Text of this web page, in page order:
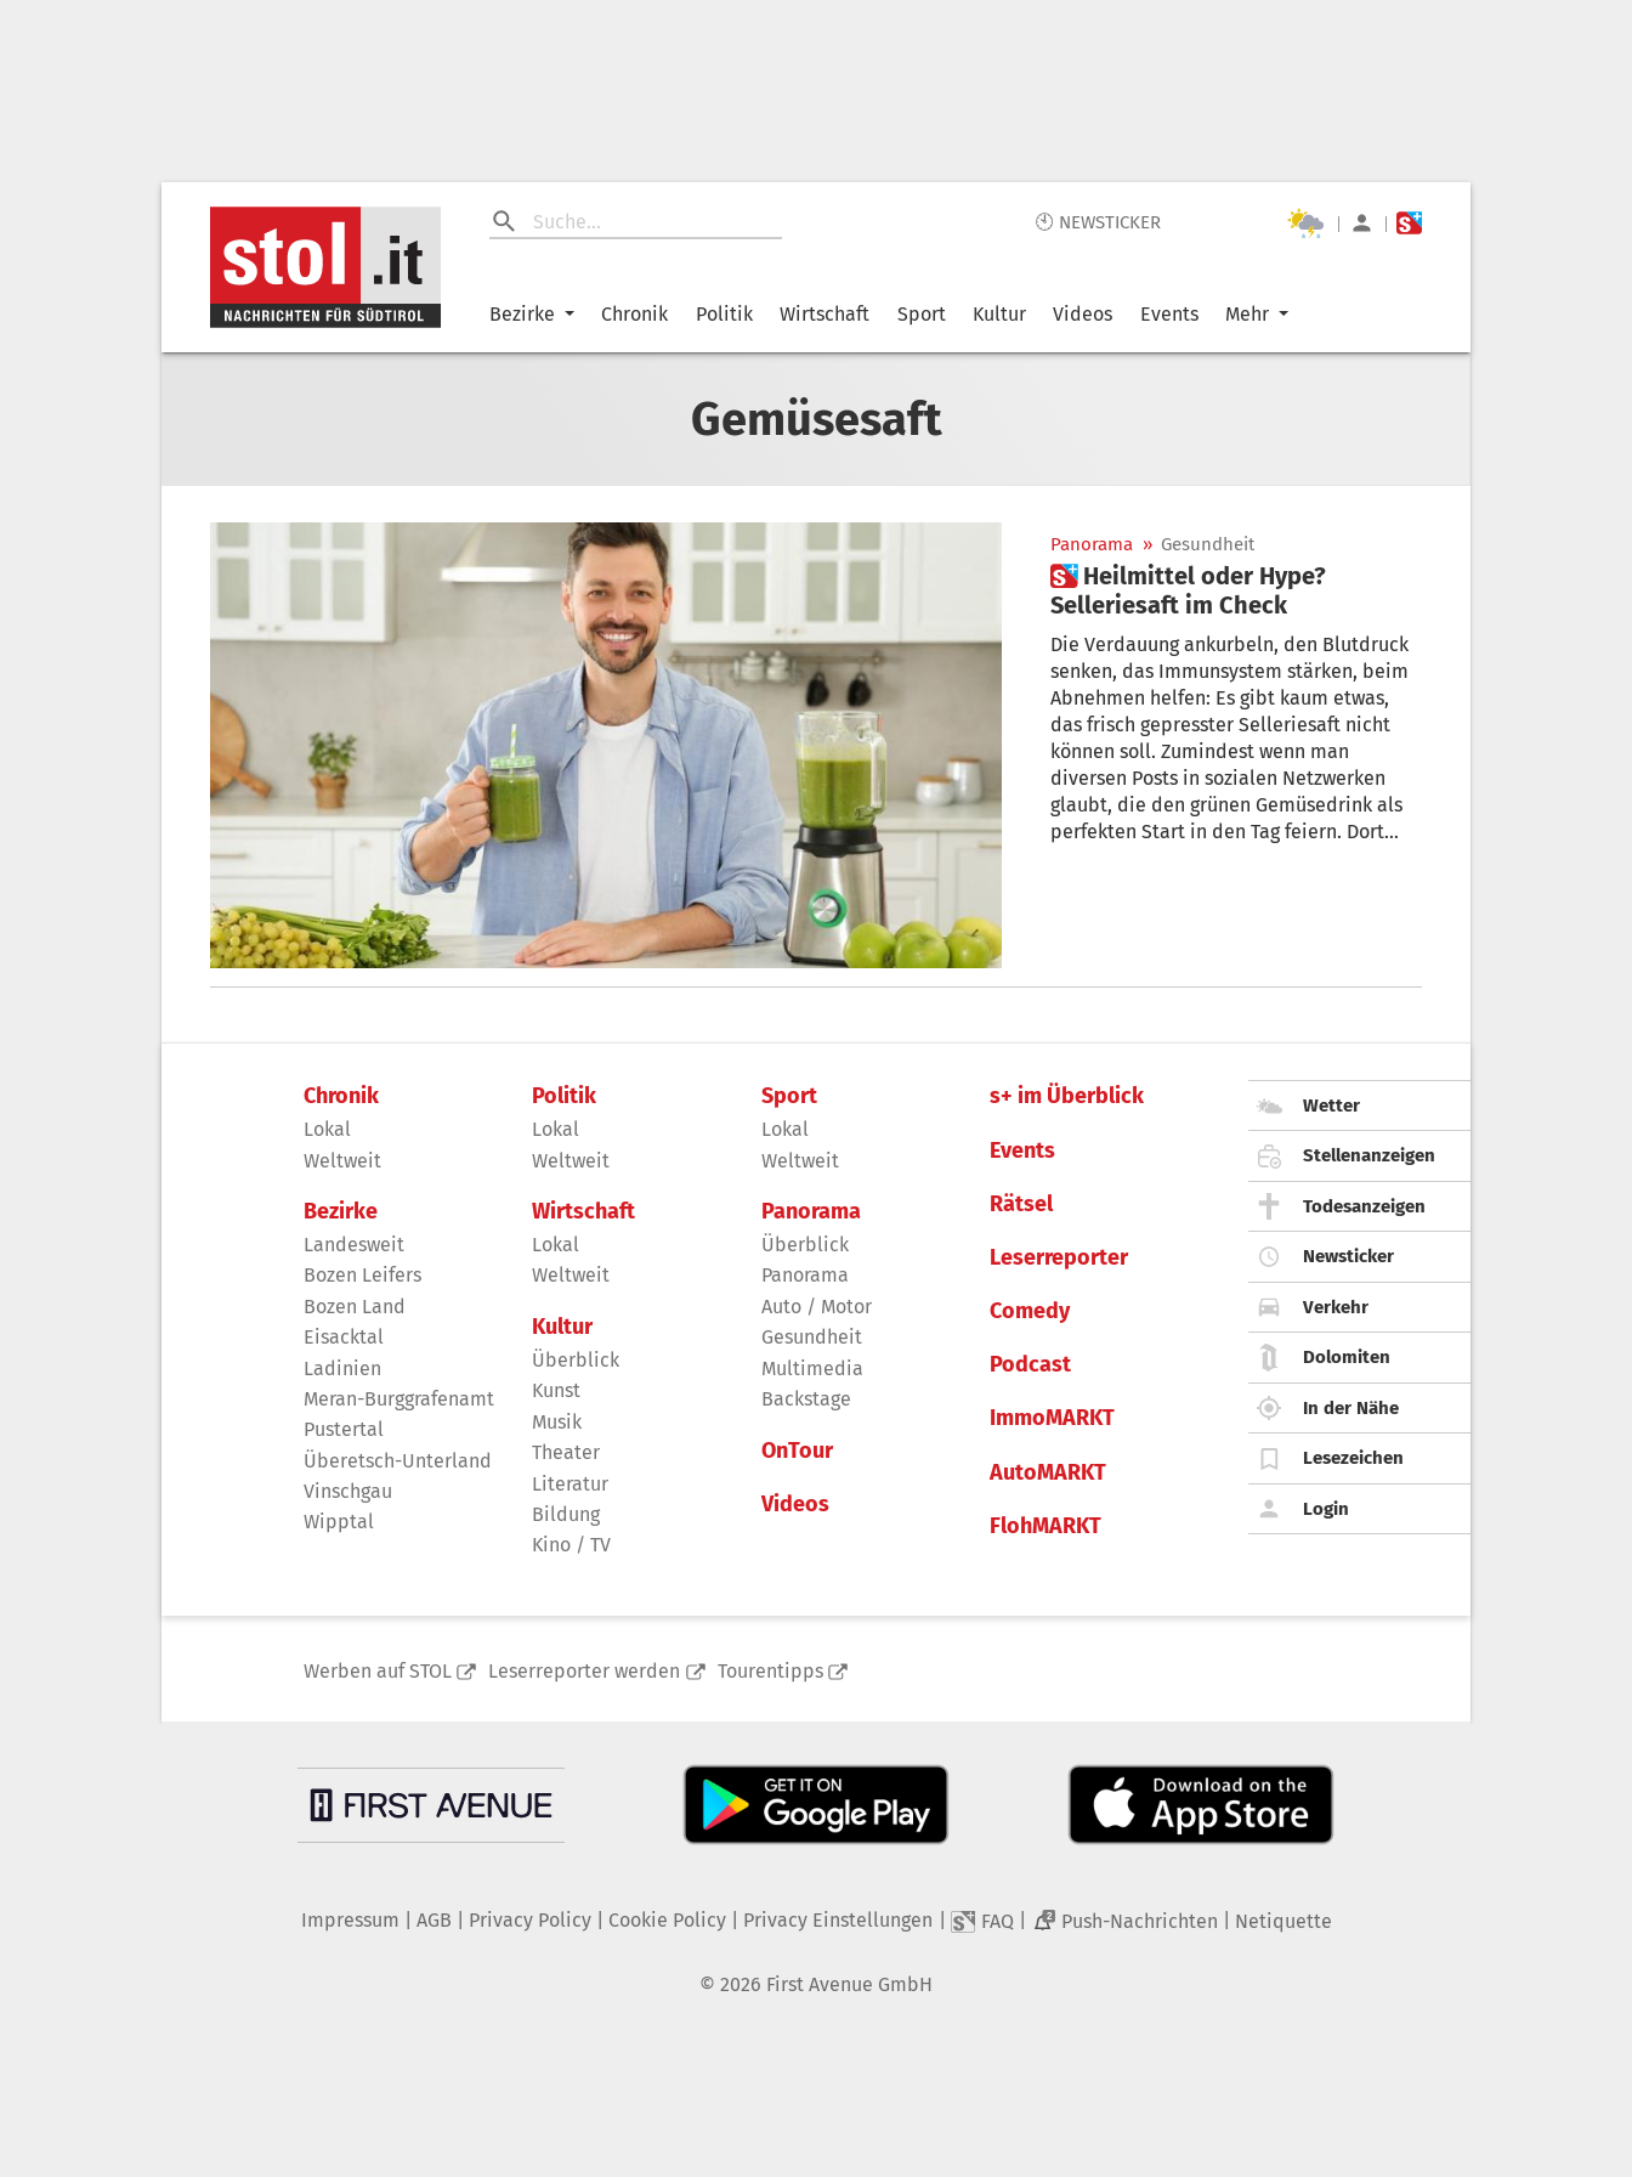
🕙 NEWSTICKER | |
Bezirke Chronik Politik Wirtschaft Sport Kultur Videos Events Mehr
Gemüsesaft
Panorama » Gesundheit
 Heilmittel oder Hype?
Selleriesaft im Check
Die Verdauung ankurbeln, den Blutdruck
senken, das Immunsystem stärken, beim
Abnehmen helfen: Es gibt kaum etwas,
das frisch gepresster Selleriesaft nicht
können soll. Zumindest wenn man
diversen Posts in sozialen Netzwerken
glaubt, die den grünen Gemüsedrink als
perfekten Start in den Tag feiern. Dort
Chronik
Lokal
Weltweit
Bezirke
Landesweit
Bozen Leifers
Bozen Land
Eisacktal
Ladinien
Meran-Burggrafenamt
Pustertal
Überetsch-Unterland
Vinschgau
Wipptal
Politik
Lokal
Weltweit
Wirtschaft
Lokal
Weltweit
Kultur
Überblick
Kunst
Musik
Theater
Literatur
Bildung
Kino / TV
Sport
Lokal
Weltweit
Panorama
Überblick
Panorama
Auto / Motor
Gesundheit
Multimedia
Backstage
OnTour
Videos
s+ im Überblick
Events
Rätsel
Leserreporter
Comedy
Podcast
ImmoMARKT
AutoMARKT
FlohMARKT
Wetter
Stellenanzeigen
Todesanzeigen
Newsticker
Verkehr
Dolomiten
In der Nähe
Lesezeichen
Login
Werben auf STOL Leserreporter werden Tourentipps
Impressum AGB Privacy Policy| Cookie Policy| Privacy Einstellungen FAQ 2 Push-Nachrichten Netiquette
© 2026 First Avenue GmbH